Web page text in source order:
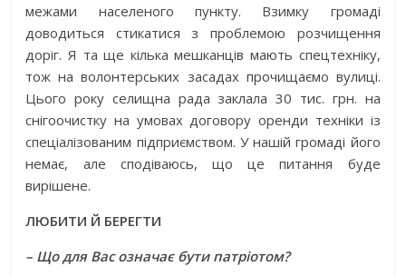
межами населеного пункту. Взимку громаді
доводиться стикатися з проблемою розчищення
доріг. Я та ще кілька мешканців мають спецтехніку,
тож на волонтерських засадах прочищаємо вулиці.
Цього року селищна рада заклала 30 тис. грн. на
сніго­очистку на умовах договору оренди техніки із
спеціалізованим підприємством. У нашій громаді його
немає, але сподіваюсь, що це питання буде
вирішене.
ЛЮБИТИ Й БЕРЕГТИ
– Що для Вас означає бути патріотом?